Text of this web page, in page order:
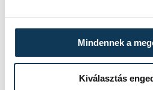
Mindennek a
Kiválasztás